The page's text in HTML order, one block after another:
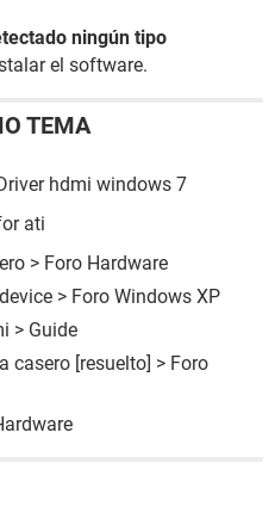
ningún tipo
el software.
TEMA
hdmi windows 7
ati
> Foro Hardware
> Foro Windows XP
> Guide
casero [resuelto] > Foro